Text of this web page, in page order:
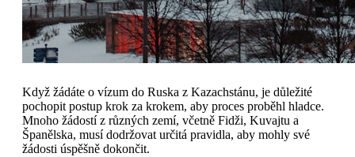
Když žádáte o vízum do Ruska z Kazachstánu, je důležité
pochopit postup krok za krokem, aby proces proběhl hladce.
Mnoho žádostí z různých zemí, včetně Fidži, Kuvajtu a
Španělska, musí dodržovat určitá pravidla, aby mohly své
žádosti úspěšně dokončit.